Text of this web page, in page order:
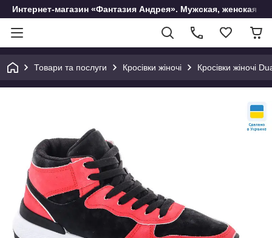
Интернет-магазин «Фантазия Андрея». Мужская, женская и
Товари та послуги Кросівки жіночі Кросівки жіночі